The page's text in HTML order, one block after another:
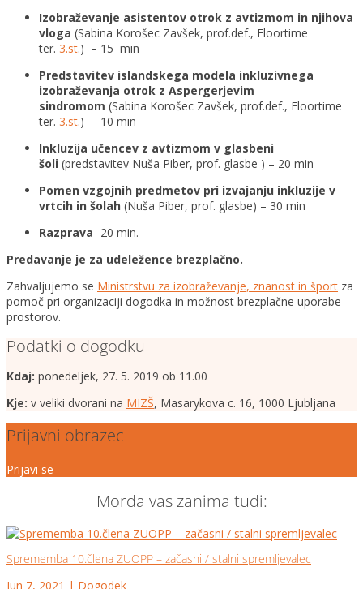
Izobraževanje asistentov otrok z avtizmom in njihova
vloga (Sabina Korošec Zavšek, prof.def., Floortime
ter. 3.st.) – 15 min
Predstavitev islandskega modela inkluzivnega
izobraževanja otrok z Aspergerjevim
sindromom (Sabina Korošec Zavšek, prof.def., Floortime
ter. 3.st.) – 10 min
Inkluzija učencev z avtizmom v glasbeni
šoli (predstavitev Nuša Piber, prof. glasbe ) – 20 min
Pomen vzgojnih predmetov pri izvajanju inkluzije v
vrtcih in šolah (Nuša Piber, prof. glasbe) – 30 min
Razprava -20 min.
Predavanje je za udeležence brezplačno.
Zahvaljujemo se Ministrstvu za izobraževanje, znanost in šport za
pomoč pri organizaciji dogodka in možnost brezplačne uporabe
prostorov.
Podatki o dogodku
Kdaj: ponedeljek, 27. 5. 2019 ob 11.00
Kje: v veliki dvorani na MIZŠ, Masarykova c. 16, 1000 Ljubljana
Prijavni obrazec
Prijavi se
Morda vas zanima tudi:
Sprememba 10.člena ZUOPP – začasni / stalni spremljevalec
Jun 7, 2021 | Dogodek